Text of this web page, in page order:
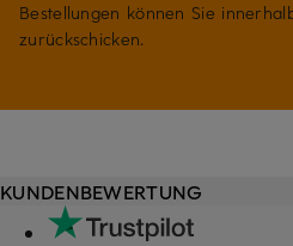
Bestellungen können Sie
zurückschicken.
KUNDENBEWERTUNG